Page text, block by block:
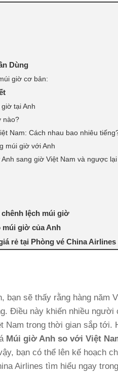
Dùng
giờ cơ bản:
tại Anh
nào?
Nam: Cách nhau bao nhiêu
múi giờ với Anh
sang giờ Việt Nam và ngược lại
lệch múi giờ
múi giờ của Anh
rẻ tại Phòng vé China Airlines
bạn sẽ thấy rằng hàng năm
Điều này khiến nhiều
Nam trong thời gian sắp tới.
Múi giờ Anh so với Việt
bạn có thể lên kế hoạch
Airlines tìm hiểu ngay